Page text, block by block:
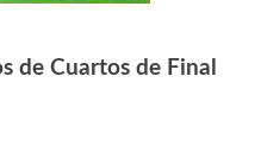
de Cuartos de Final